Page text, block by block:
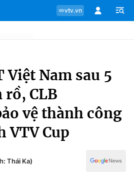
vtv.vn
Nam sau 5
rồ, CLB
vệ thành công
VTV Cup
Thái Ka)